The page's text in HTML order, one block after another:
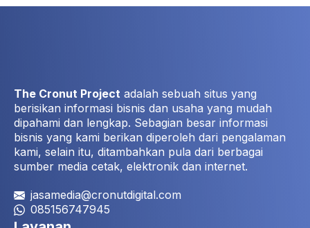
The Cronut Project adalah sebuah situs yang
berisikan informasi bisnis dan usaha yang mudah
dipahami dan lengkap. Sebagian besar informasi
bisnis yang kami berikan diperoleh dari pengalaman
kami, selain itu, ditambahkan pula dari berbagai
sumber media cetak, elektronik dan internet.
jasamedia@cronutdigital.com
085156747945